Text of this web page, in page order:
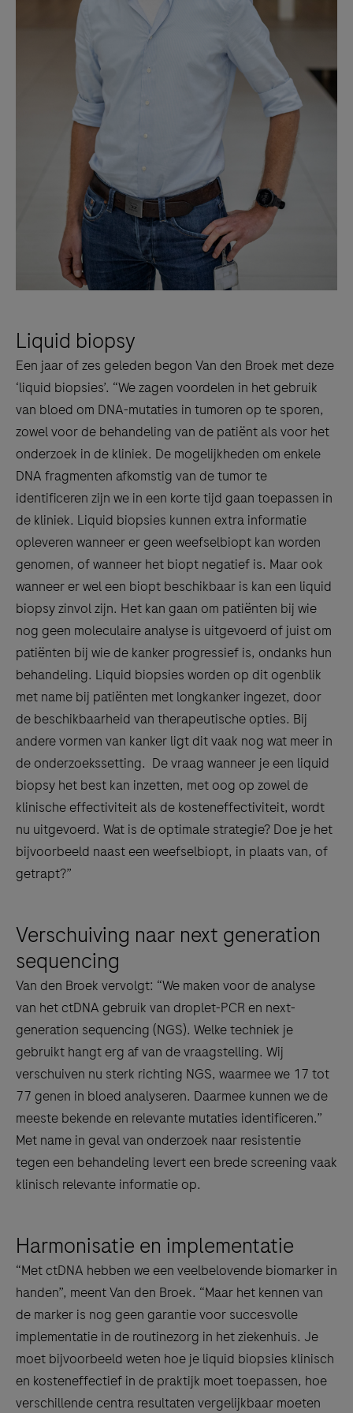
Liquid biopsy
Een jaar of zes geleden begon Van den Broek met deze
‘liquid biopsies’. “We zagen voordelen in het gebruik
van bloed om DNA-mutaties in tumoren op te sporen,
zowel voor de behandeling van de patiënt als voor het
onderzoek in de kliniek. De mogelijkheden om enkele
DNA fragmenten afkomstig van de tumor te
identificeren zijn we in een korte tijd gaan toepassen in
de kliniek. Liquid biopsies kunnen extra informatie
opleveren wanneer er geen weefselbiopt kan worden
genomen, of wanneer het biopt negatief is. Maar ook
wanneer er wel een biopt beschikbaar is kan een liquid
biopsy zinvol zijn. Het kan gaan om patiënten bij wie
nog geen moleculaire analyse is uitgevoerd of juist om
patiënten bij wie de kanker progressief is, ondanks hun
behandeling. Liquid biopsies worden op dit ogenblik
met name bij patiënten met longkanker ingezet, door
de beschikbaarheid van therapeutische opties. Bij
andere vormen van kanker ligt dit vaak nog wat meer in
de onderzoekssetting. De vraag wanneer je een liquid
biopsy het best kan inzetten, met oog op zowel de
klinische effectiviteit als de kosteneffectiviteit, wordt
nu uitgevoerd. Wat is de optimale strategie? Doe je het
bijvoorbeeld naast een weefselbiopt, in plaats van, of
getrapt?”
Verschuiving naar next generation
sequencing
Van den Broek vervolgt: “We maken voor de analyse
van het ctDNA gebruik van droplet-PCR en next-
generation sequencing (NGS). Welke techniek je
gebruikt hangt erg af van de vraagstelling. Wij
verschuiven nu sterk richting NGS, waarmee we 17 tot
77 genen in bloed analyseren. Daarmee kunnen we de
meeste bekende en relevante mutaties identificeren.”
Met name in geval van onderzoek naar resistentie
tegen een behandeling levert een brede screening vaak
klinisch relevante informatie op.
Harmonisatie en implementatie
“Met ctDNA hebben we een veelbelovende biomarker in
handen”, meent Van den Broek. “Maar het kennen van
de marker is nog geen garantie voor succesvolle
implementatie in de routinezorg in het ziekenhuis. Je
moet bijvoorbeeld weten hoe je liquid biopsies klinisch
en kosteneffectief in de praktijk moet toepassen, hoe
verschillende centra resultaten vergelijkbaar moeten